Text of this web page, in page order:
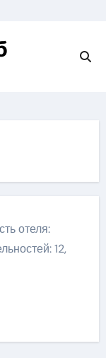
отеля:
12,